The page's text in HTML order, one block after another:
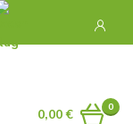
0
0,00 €